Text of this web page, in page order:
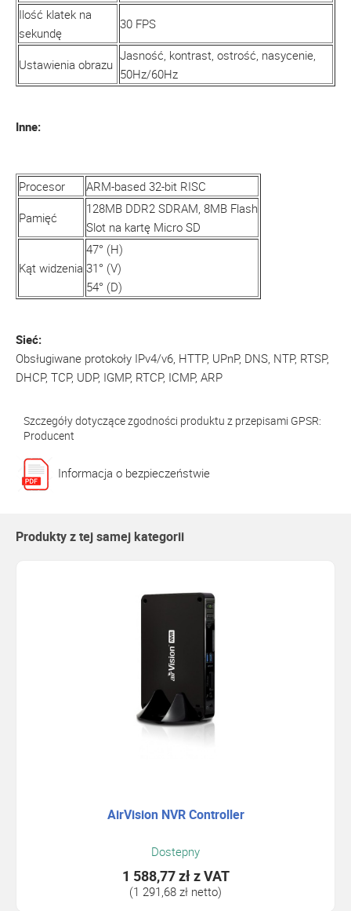
Ilość klatek na
sekundę
30 FPS
Ustawienia obrazu
Jasność, kontrast, ostrość, nasycenie,
50Hz/60Hz
Inne:
Procesor
ARM-based 32-bit RISC
Pamięć
128MB DDR2 SDRAM, 8MB Flash
Slot na kartę Micro SD
Kąt widzenia
47° (H)
31° (V)
54° (D)
Sieć:
Obsługiwane protokoły IPv4/v6, HTTP, UPnP, DNS, NTP, RTSP,
DHCP, TCP, UDP, IGMP, RTCP, ICMP, ARP
Szczegóły dotyczące zgodności produktu z przepisami GPSR:
Producent
Informacja o bezpieczeństwie
Produkty z tej samej kategorii
AirVision NVR Controller
Dostepny
1 588,77 złz VAT
(1 291,68 zł netto)